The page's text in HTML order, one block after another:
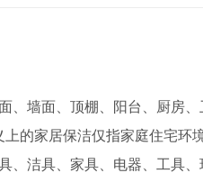
、墙面、顶棚、阳台、厨房
的家居保洁仅指家庭住宅环境
、洁具、家具、电器、工具、